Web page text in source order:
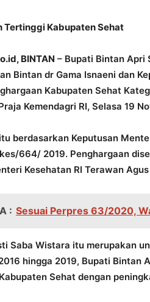
Tertinggi Kabupaten Sehat
BINTAN – Bupati Bintan Apri
Bintan dr Gama Isnaeni dan
Kabupaten Sehat
Kemendagri RI, Selasa 19
berdasarkan Keputusan
664/ 2019. Penghargaan
Kesehatan RI Terawan
: Sesuai Perpres 63/2020,
Saba Wistara itu merupakan
hingga 2019, Bupati Bintan
Sehat dengan